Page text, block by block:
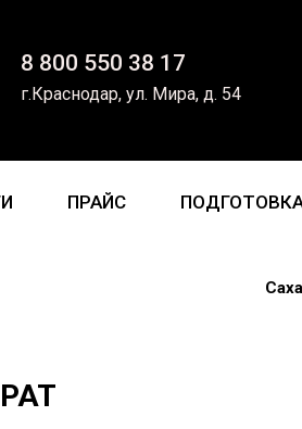
8 800 550 38 17
г.Краснодар, ул. Мира, д. 54
ПРАЙС